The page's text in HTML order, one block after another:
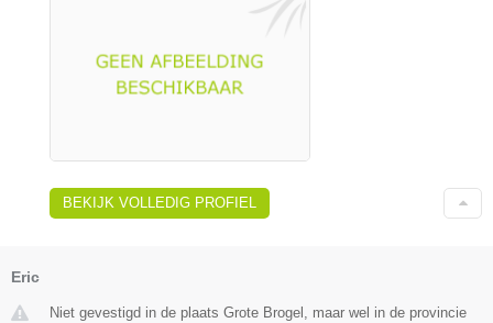
BEKIJK VOLLEDIG PROFIEL
Eric
Niet gevestigd in de plaats Grote Brogel, maar wel in de provincie